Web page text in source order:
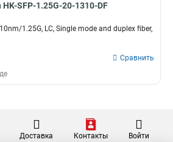
HK-SFP-1.25G-20-1310-DF
1.25G, LC, Single mode and duplex fiber,
Сравнить
Доставка Контакты Войти